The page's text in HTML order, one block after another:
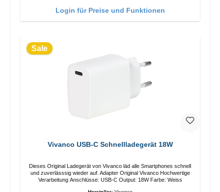
Login für Preise und Funktionen
Sale
Vivanco USB-C Schnellladegerät 18W
Dieses Original Ladegerät von Vivanco läd alle Smartphones schnell
und zuverlässsig wieder auf. Adapter Original Vivanco Hochwertige
Verarbeitung Anschlüsse: USB-C Output: 18W Farbe: Weiss